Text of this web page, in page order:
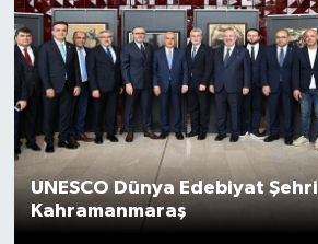
UNESCO Dünya Edebiyat Şehri
Kahramanmaraş
YAŞAM